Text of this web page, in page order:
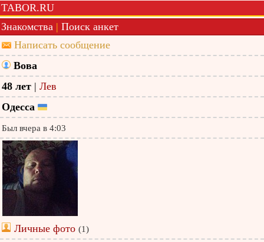
TABOR.RU
Знакомства | Поиск анкет
Написать сообщение
Вова
48 лет | Лев
Одесса
Был вчера в 4:03
Личные фото (1)